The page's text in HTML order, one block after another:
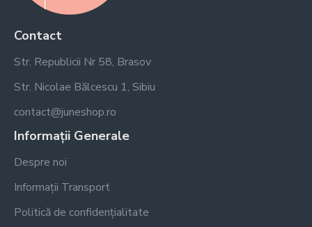
Contact
Str. Republicii Nr 58, Brasov
Str. Nicolae Bălcescu 1, Sibiu
contact@juneshop.ro
Informații Generale
Despre noi
Informații Transport
Politică de confidențialitate